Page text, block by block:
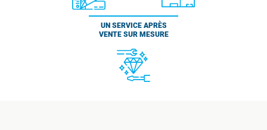
UN SERVICE APRÈS
VENTE SUR MESURE